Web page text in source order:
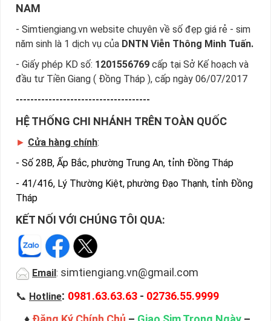
NAM
- Simtiengiang.vn website chuyên về số đẹp giá rẻ - sim
năm sinh là 1 dịch vụ của DNTN Viễn Thông Minh Tuấn.
- Giấy phép KD số: 1201556769 cấp tại Sở Kế hoạch và
đầu tư Tiền Giang ( Đồng Tháp ), cấp ngày 06/07/2017
-------------------------------------
HỆ THỐNG CHI NHÁNH TRÊN TOÀN QUỐC
► Cửa hàng chính:
- Số 28B, Ấp Bắc, phường Trung An, tỉnh Đồng Tháp
- 41/416, Lý Thường Kiệt, phường Đạo Thạnh, tỉnh Đồng
Tháp
KẾT NỐI VỚI CHÚNG TÔI QUA:
Email: simtiengiang.vn@gmail.com
📞 Hotline: 0981.63.63.63 - 02736.55.9999